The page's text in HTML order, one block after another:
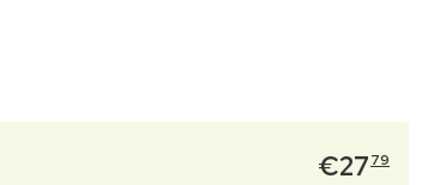
€27 79